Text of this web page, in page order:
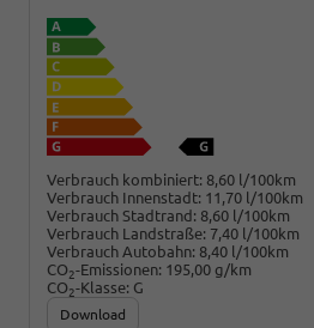
Verbrauch kombiniert: 8,60 l/100km
Verbrauch Innenstadt: 11,70 l/100km
Verbrauch Stadtrand: 8,60 l/100km
Verbrauch Landstraße: 7,40 l/100km
Verbrauch Autobahn: 8,40 l/100km
CO2-Emissionen: 195,00 g/km
CO2-Klasse: G
Download